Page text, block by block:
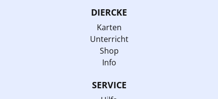
DIERCKE
Karten
Unterricht
Shop
Info
SERVICE